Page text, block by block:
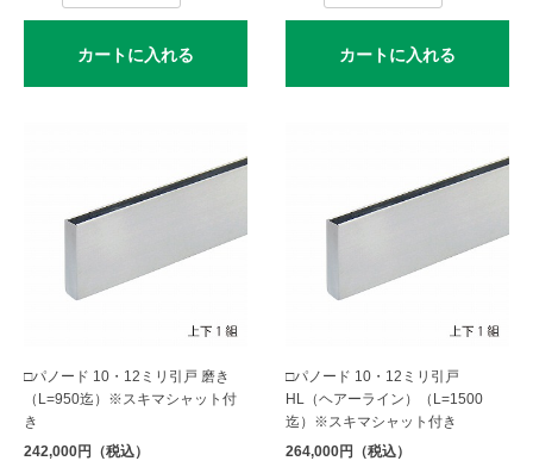
カートに入れる カートに入れる
□パノード 10・12ミリ引戸 磨き
（L=950迄）※スキマシャット付
き
242,000円（税込）
□パノード 10・12ミリ引戸
HL（ヘアーライン）（L=1500
迄）※スキマシャット付き
264,000円（税込）